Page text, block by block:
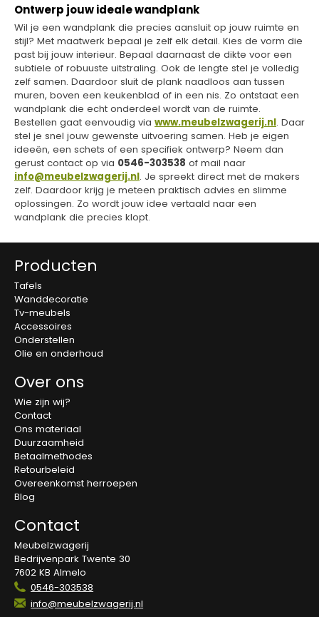
Ontwerp jouw ideale wandplank
Wil je een wandplank die precies aansluit op jouw ruimte en
stijl? Met maatwerk bepaal je zelf elk detail. Kies de vorm die
past bij jouw interieur. Bepaal daarnaast de dikte voor een
subtiele of robuuste uitstraling. Ook de lengte stel je volledig
zelf samen. Daardoor sluit de plank naadloos aan tussen
muren, boven een keukenblad of in een nis. Zo ontstaat een
wandplank die echt onderdeel wordt van de ruimte.
Bestellen gaat eenvoudig via www.meubelzwagerij.nl. Daar
stel je snel jouw gewenste uitvoering samen. Heb je eigen
ideeën, een schets of een specifiek ontwerp? Neem dan
gerust contact op via 0546-303538 of mail naar
info@meubelzwagerij.nl. Je spreekt direct met de makers
zelf. Daardoor krijg je meteen praktisch advies en slimme
oplossingen. Zo wordt jouw idee vertaald naar een
wandplank die precies klopt.
Producten
Tafels
Wanddecoratie
Tv-meubels
Accessoires
Onderstellen
Olie en onderhoud
Over ons
Wie zijn wij?
Contact
Ons materiaal
Duurzaamheid
Betaalmethodes
Retourbeleid
Overeenkomst herroepen
Blog
Contact
Meubelzwagerij
Bedrijvenpark Twente 30
7602 KB Almelo
0546-303538
info@meubelzwagerij.nl